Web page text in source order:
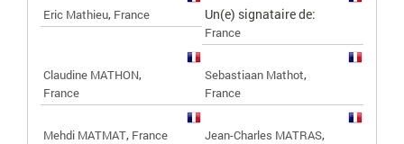
Eric Mathieu, France Un(e) signataire de:
France
Claudine MATHON,
France
Sebastiaan Mathot,
France
Mehdi MATMAT, France Jean-Charles MATRAS,